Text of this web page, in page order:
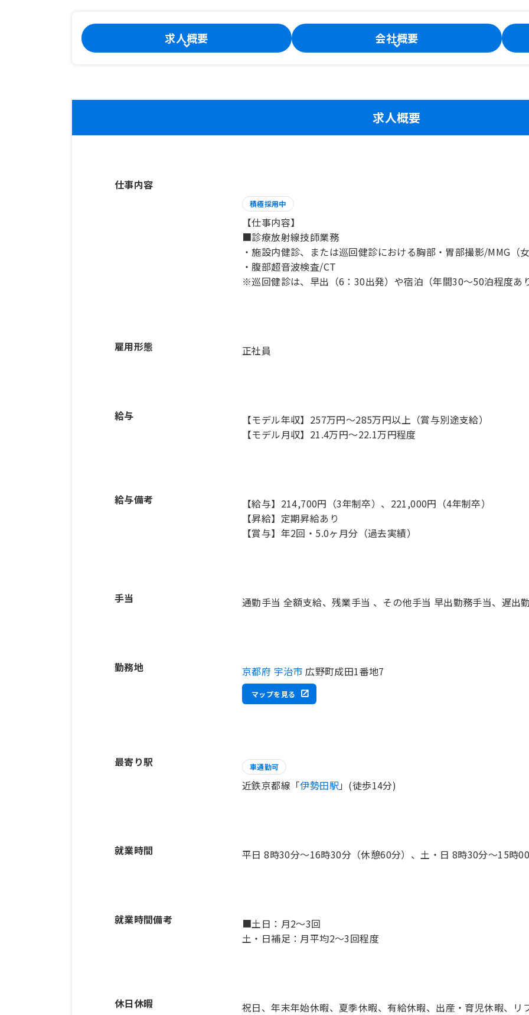
求人概要 会社概要
求人概要
仕事内容
積極採用中
【仕事内容】
■診療放射線技師業務
・施設内健診、または巡回健診における胸部・胃部撮影/MMG（
・腹部超音波検査/CT
※巡回健診は、早出（6：30出発）や宿泊（年間30～50泊程度あ
雇用形態 正社員
給与
【モデル年収】257万円〜285万円以上（賞与別途支給）
【モデル月収】21.4万円〜22.1万円程度
給与備考
【給与】214,700円（3年制卒）、221,000円（4年制卒）
【昇給】定期昇給あり
手当 通勤手当 全額支給、残業手当 、その他手当 早出勤務手当、遅出
勤務地 京都府 宇治市 広野町成田1番地7
マップを見る
最寄り駅 車通勤可
近鉄京都線「伊勢田駅 」(徒歩14分)
就業時間 平日 8時30分〜16時30分（休憩60分）、土・日 8時30分〜15時
就業時間備考
■土日：月2～3回
休日休暇
祝日、年末年始休暇、夏季休暇、有給休暇、出産・育児休暇、